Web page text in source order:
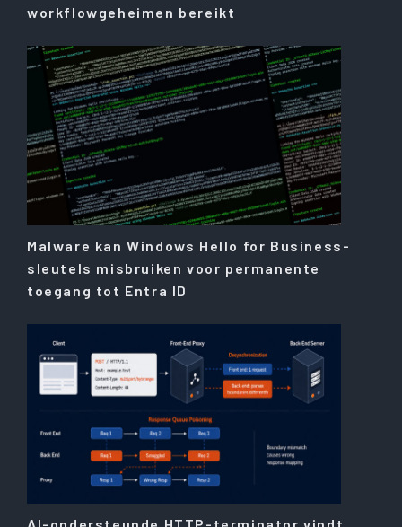
workflowgeheimen bereikt
Malware kan Windows Hello for Business-
sleutels misbruiken voor permanente
toegang tot Entra ID